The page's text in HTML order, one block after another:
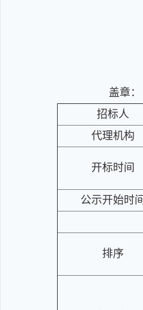
盖章：
招标人
代理机构
开标时间
公示开始时间
排序